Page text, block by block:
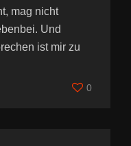
mag nicht
Und
ist mir zu
0